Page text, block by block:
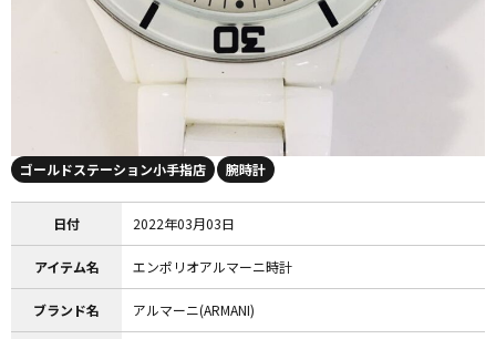
ゴールドステーション小手指店 腕時計
日付 2022年03月03日
アイテム名 エンポリオアルマーニ時計
ブランド名 アルマーニ(ARMANI)